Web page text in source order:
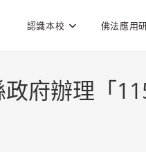
認識本校 佛法應用
政府辦理「